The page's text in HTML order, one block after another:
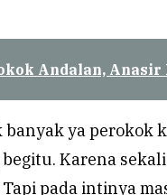
Andalan,
banyak ya perokok
Karena
pada intinya